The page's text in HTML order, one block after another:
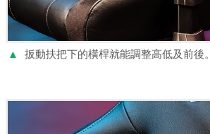
▲ 扳動扶把下的橫桿就能調整高低及前後。